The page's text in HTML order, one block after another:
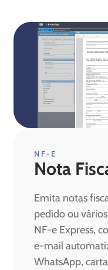
NF-E
Nota
Emita notas
pedido ou
NF-e Express,
e-mail
WhatsApp,